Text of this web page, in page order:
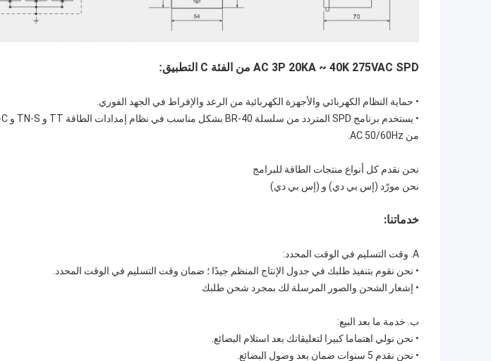
AC 3P 20KA ~ 40K 275VAC SPD من الفئة C التطبيق:
• حماية النظام الكهربائي والأجهزة الكهربائية من الرعد والإفراط في الجهد الفوري.
•
من AC 50/60Hz.
نحن نقدم كل أنواع منتجات الطاقة للبرامج
نحن مورّد (إس بي دي) و (إس بي دي)
خدماتنا:
A. وقت التسليم في الوقت المحدد:
• نحن نقوم بتنفيذ طلبك في جدول الإنتاج المنظم جيدًا ؛ ضمان وقت التسليم في الوقت المحدد.
• إشعار الشحن والصور المرسلة لك بمجرد شحن طلبك
ب. خدمة ما بعد البيع:
• نحن نولي اهتماما كبيرا لتعليقاتك بعد استلام البضائع.
• نحن نقدم 5 سنوات ضمان بعد وصول البضائع.